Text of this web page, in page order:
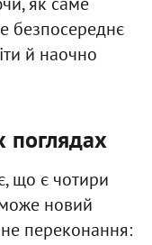
безпосереднє
й наочно
поглядах
що є чотири
новий
переконання: